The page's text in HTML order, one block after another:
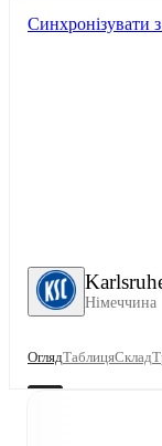
Німеччина
Синхронізувати
ОглядТаблицяСклад